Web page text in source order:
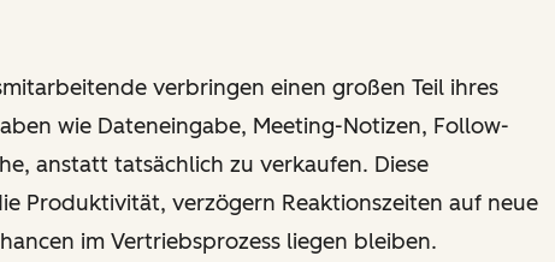
verbringen einen großen Teil ihres
wie Dateneingabe, Meeting-Notizen, Follow-
anstatt tatsächlich zu verkaufen. Diese
Produktivität, verzögern Reaktionszeiten auf neue
im Vertriebsprozess liegen bleiben.